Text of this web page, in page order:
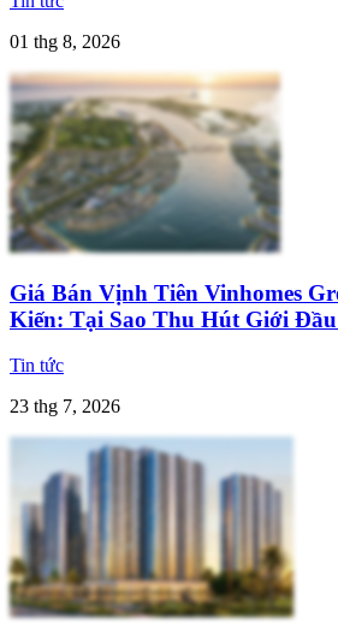
01 thg 8, 2026
Giá Bán Vịnh Tiên Vinhomes
Kiến: Tại Sao Thu Hút Giới
Tin tức
23 thg 7, 2026